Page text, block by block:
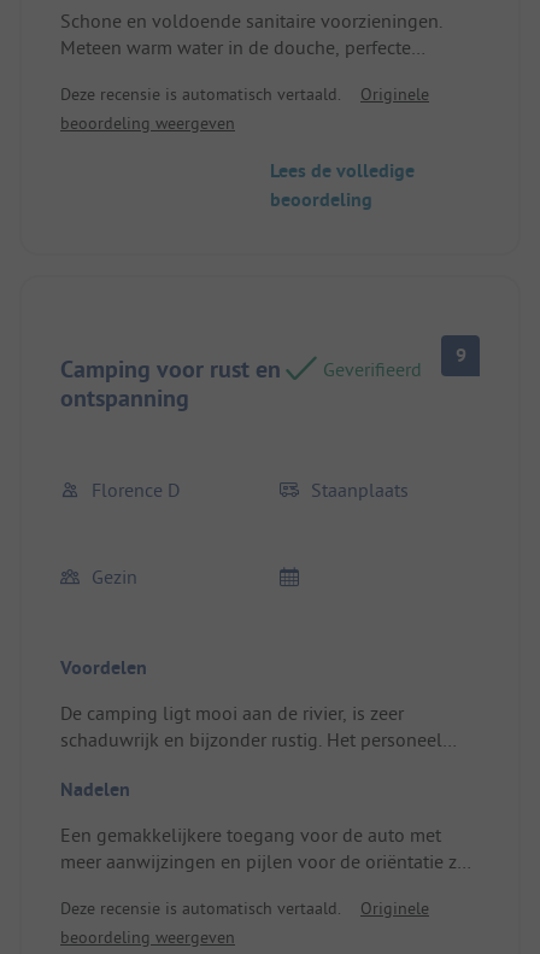
Schone en voldoende sanitaire voorzieningen.
Meteen warm water in de douche, perfecte
beschut terrein. Dichtbij de multiveldsporten, maar
niet gestoord door lawaai. Toegang tot de rivier in
Deze recensie is automatisch vertaald.
Originele
beoordeling weergeven
Lees de volledige
beoordeling
Camping voor rust en
ontspanning
Geverifieerd
9
Florence D Staanplaats
Gezin
Voordelen
De camping ligt mooi aan de rivier, is zeer
schaduwrijk en bijzonder rustig. Het personeel
Locatie / Huuraccommodatie: Mooie en ruime
Nadelen
Een gemakkelijkere toegang voor de auto met
meer aanwijzingen en pijlen voor de oriëntatie zou
Locatie / Huuraccommodatie: De grond is wat hard
om de haringen van de tent in te zetten.
Deze recensie is automatisch vertaald.
Originele
beoordeling weergeven